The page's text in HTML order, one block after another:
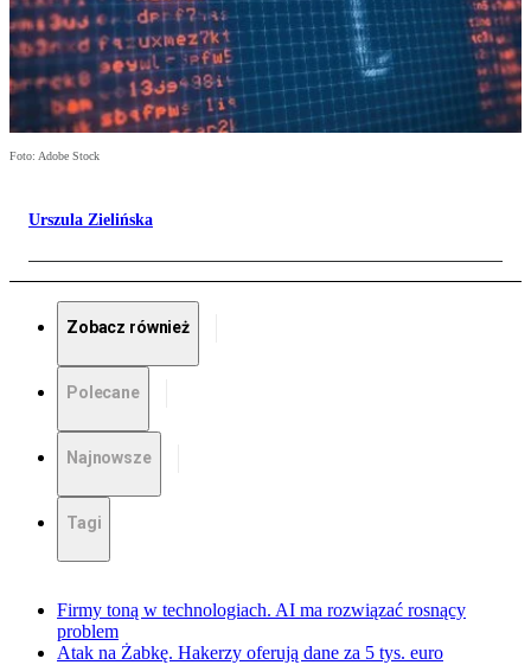
Foto: Adobe Stock
Urszula Zielińska
Zobacz również
Polecane
Najnowsze
Tagi
Firmy toną w technologiach. AI ma rozwiązać rosnący
problem
Atak na Żabkę. Hakerzy oferują dane za 5 tys. euro